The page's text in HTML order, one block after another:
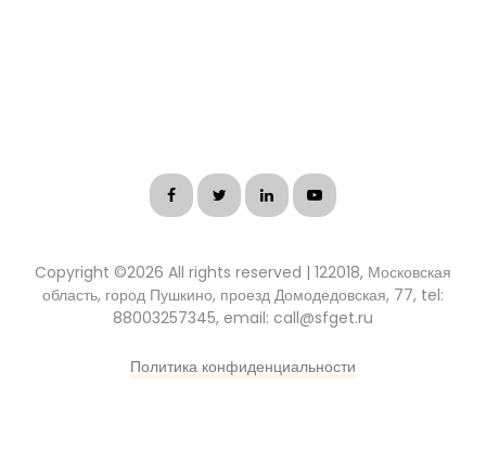
Copyright ©2026 All rights reserved | 122018, Московская
область, город Пушкино, проезд Домодедовская, 77, tel:
88003257345, email: call@sfget.ru
Политика конфиденциальности